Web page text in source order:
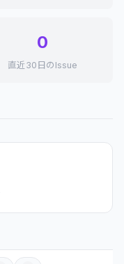
0
直近30日のIssue